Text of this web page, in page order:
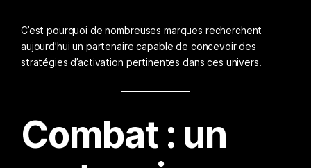
C’est pourquoi de nombreuses marques recherchent
aujourd’hui un partenaire capable de concevoir des
stratégies d’activation pertinentes dans ces univers.
Combat : un